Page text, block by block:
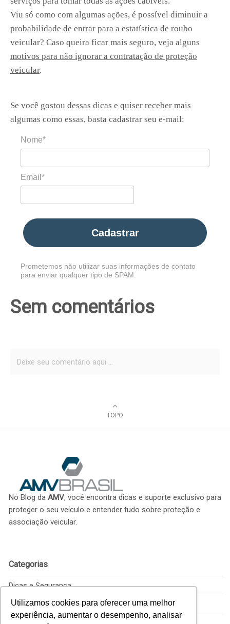
Utilizamos cookies para oferecer uma melhor
experiência, aumentar o desempenho, analisar
Viu só como com algumas ações, é possível diminuir a
probabilidade de entrar para a estatística de roubo
veicular? Caso queira ficar mais seguro, veja alguns
motivos para não ignorar a contratação de proteção
veicular.
Se você gostou dessas dicas e quiser receber mais
algumas como essas, basta cadastrar seu e-mail:
Nome*
Email*
Cadastrar
Prometemos não utilizar suas informações de contato
para enviar qualquer tipo de SPAM.
Sem comentários
TOPO
No Blog da AMV, você encontra dicas e suporte exclusivo para
proteger o seu veículo e entender tudo sobre proteção e
associação veicular.
Categorias
Dicas e Segurança
Empreenda